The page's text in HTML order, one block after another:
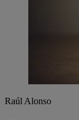
Raúl Alonso